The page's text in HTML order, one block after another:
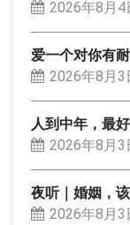
2026年8月4
爱一个对你有
2026年8月3
人到中年，最
2026年8月3
夜听｜婚姻，
2026年8月3